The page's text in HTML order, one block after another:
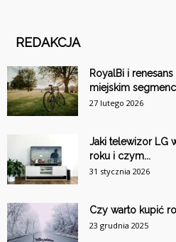
REDAKCJA
RoyalBi i
miejskim
27 lutego 2026
Jaki telewizor LG
roku i czym...
31 stycznia 2026
Czy warto kupić
23 grudnia 2025